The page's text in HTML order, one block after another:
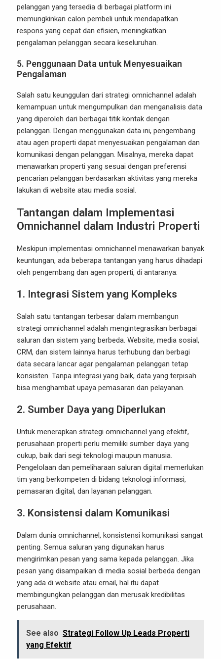
pelanggan yang tersedia di berbagai platform ini
memungkinkan calon pembeli untuk mendapatkan
respons yang cepat dan efisien, meningkatkan
pengalaman pelanggan secara keseluruhan.
5. Penggunaan Data untuk Menyesuaikan
Pengalaman
Salah satu keunggulan dari strategi omnichannel adalah
kemampuan untuk mengumpulkan dan menganalisis data
yang diperoleh dari berbagai titik kontak dengan
pelanggan. Dengan menggunakan data ini, pengembang
atau agen properti dapat menyesuaikan pengalaman dan
komunikasi dengan pelanggan. Misalnya, mereka dapat
menawarkan properti yang sesuai dengan preferensi
pencarian pelanggan berdasarkan aktivitas yang mereka
lakukan di website atau media sosial.
Tantangan dalam Implementasi
Omnichannel dalam Industri Properti
Meskipun implementasi omnichannel menawarkan banyak
keuntungan, ada beberapa tantangan yang harus dihadapi
oleh pengembang dan agen properti, di antaranya:
1. Integrasi Sistem yang Kompleks
Salah satu tantangan terbesar dalam membangun
strategi omnichannel adalah mengintegrasikan berbagai
saluran dan sistem yang berbeda. Website, media sosial,
CRM, dan sistem lainnya harus terhubung dan berbagi
data secara lancar agar pengalaman pelanggan tetap
konsisten. Tanpa integrasi yang baik, data yang terpisah
bisa menghambat upaya pemasaran dan pelayanan.
2. Sumber Daya yang Diperlukan
Untuk menerapkan strategi omnichannel yang efektif,
perusahaan properti perlu memiliki sumber daya yang
cukup, baik dari segi teknologi maupun manusia.
Pengelolaan dan pemeliharaan saluran digital memerlukan
tim yang berkompeten di bidang teknologi informasi,
pemasaran digital, dan layanan pelanggan.
3. Konsistensi dalam Komunikasi
Dalam dunia omnichannel, konsistensi komunikasi sangat
penting. Semua saluran yang digunakan harus
mengirimkan pesan yang sama kepada pelanggan. Jika
pesan yang disampaikan di media sosial berbeda dengan
yang ada di website atau email, hal itu dapat
membingungkan pelanggan dan merusak kredibilitas
perusahaan.
See also Strategi Follow Up Leads Properti
yang Efektif